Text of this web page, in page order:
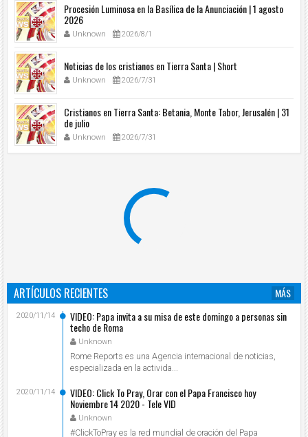
Procesión Luminosa en la Basílica de la Anunciación | 1 agosto
2026
Unknown 2026/8/1
Noticias de los cristianos en Tierra Santa | Short
Unknown 2026/7/31
Cristianos en Tierra Santa: Betania, Monte Tabor, Jerusalén | 31
de julio
Unknown 2026/7/31
ARTÍCULOS RECIENTES
MÁS
VIDEO: Papa invita a su misa de este domingo a personas sin
techo de Roma
Unknown
2020/11/14
Rome Reports es una Agencia internacional de noticias,
especializada en la activida...
VIDEO: Click To Pray, Orar con el Papa Francisco hoy
Noviembre 14 2020 - Tele VID
Unknown
2020/11/14
#ClickToPray es la red mundial de oración del Papa